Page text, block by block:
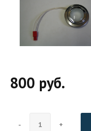
800 руб.
- +